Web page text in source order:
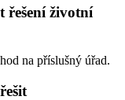
řešení životní
na příslušný úřad.